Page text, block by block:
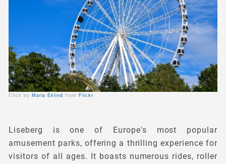
Click by Maria Eklind from Flickr
Liseberg is one of Europe's most popular
amusement parks, offering a thrilling experience for
visitors of all ages. It boasts numerous rides, roller